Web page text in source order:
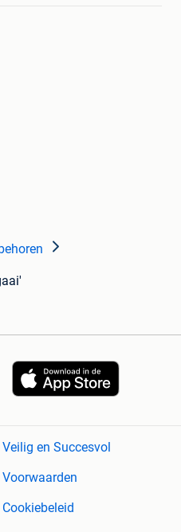
Veilig en Succesvol
Voorwaarden
Cookiebeleid